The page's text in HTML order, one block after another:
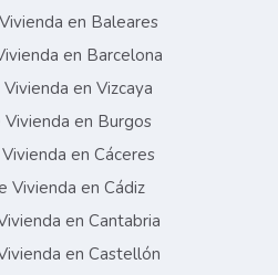
en Baleares
en Barcelona
en Vizcaya
Vivienda en Burgos
en Cáceres
Vivienda en Cádiz
en Cantabria
en Castellón